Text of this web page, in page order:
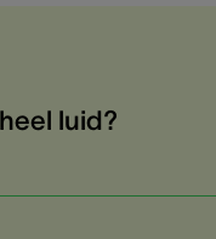
luid?